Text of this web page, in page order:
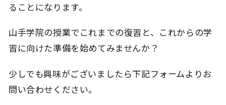
ることになります。
山手学院の授業でこれまでの復習と、これからの学
習に向けた準備を始めてみませんか？
少しでも興味がございましたら下記フォームよりお
問い合わせください。